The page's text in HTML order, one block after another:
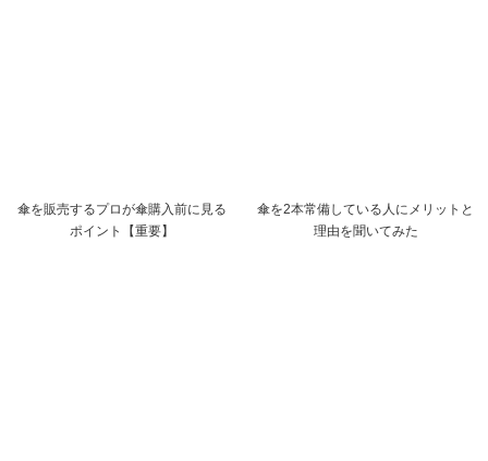
傘を販売するプロが傘購入前に見る
ポイント【重要】
傘を2本常備している人にメリットと
理由を聞いてみた